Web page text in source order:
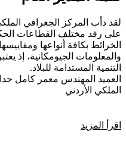
على رفد مختلف القطاعات
الخرائط بكافة أنواعها
والمعلومات الجيومكانية، إذ
التنمية المستدامة للبلاد.
العميد المهندس معمر كامل
الملكي الأردني
اقرأ المزيد